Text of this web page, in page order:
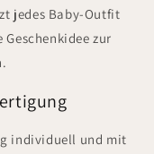
jedes Baby-Outfit
zur
individuell und mit